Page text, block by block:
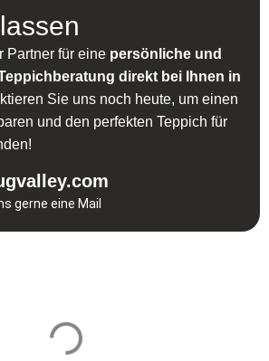
lassen
Partner für eine persönliche und
direkt bei Ihnen in
Sie uns noch heute, um einen
und den perfekten Teppich für
gerne eine Mail